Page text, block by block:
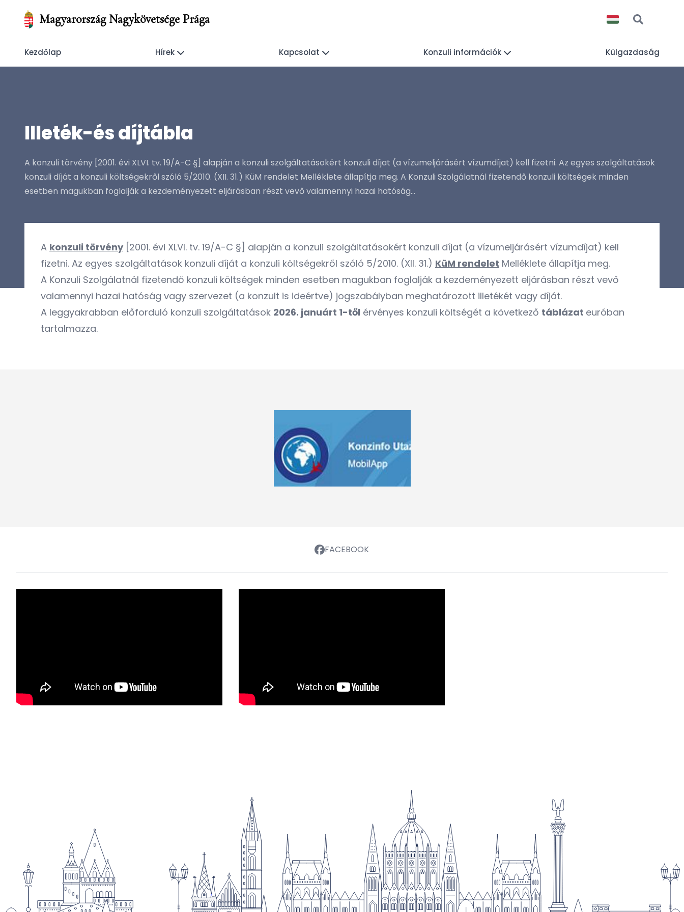
Magyarország Nagykövetsége Prága
Kezdőlap Hírek Kapcsolat Konzuli információk Külgazdaság
Illeték-és díjtábla
A konzuli törvény [2001. évi XLVI. tv. 19/A-C §] alapján a konzuli szolgáltatásokért konzuli díjat (a vízumeljárásért vízumdíjat) kell fizetni. Az egyes szolgáltatások
konzuli díját a konzuli költségekről szóló 5/2010. (XII. 31.) KüM rendelet Melléklete állapítja meg. A Konzuli Szolgálatnál fizetendő konzuli költségek minden
esetben magukban foglalják a kezdeményezett eljárásban részt vevő valamennyi hazai hatóság...
A konzuli törvény[2001. évi XLVI. tv. 19/A-C §] alapján a konzuli szolgáltatásokért konzuli díjat (a vízumeljárásért vízumdíjat) kell
fizetni. Az egyes szolgáltatások konzuli díját a konzuli költségekről szóló 5/2010. (XII. 31.) KüM rendelet Melléklete állapítja meg.
A Konzuli Szolgálatnál fizetendő konzuli költségek minden esetben magukban foglalják a kezdeményezett eljárásban részt vevő
valamennyi hazai hatóság vagy szervezet (a konzult is ideértve) jogszabályban meghatározott illetékét vagy díját.
A leggyakrabban előforduló konzuli szolgáltatások 2026. januárt 1-től érvényes konzuli költségét a következő táblázat euróban
tartalmazza.
FACEBOOK